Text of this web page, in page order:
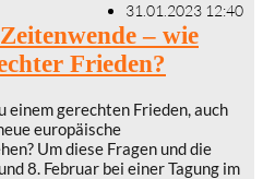
31.01.2023 12:40
– wie
Frieden?
einem gerechten Frieden, auch
europäische
Um diese Fragen und die
8. Februar bei einer Tagung im